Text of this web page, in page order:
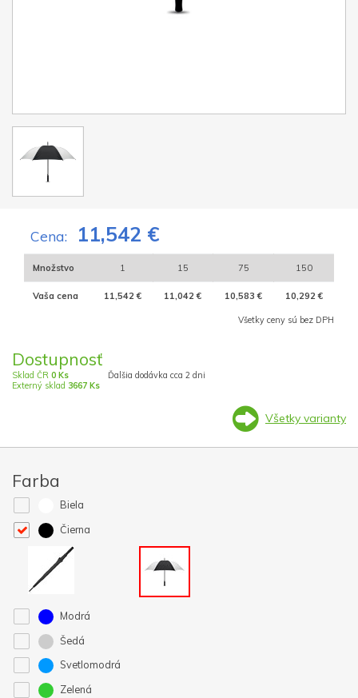
Cena: 11,542 €
Množstvo 1 15 75 150
Vaša cena 11,542 € 11,042 € 10,583 € 10,292 €
Všetky ceny sú bez DPH
Dostupnosť
Sklad ČR 0 Ks
Externý sklad 3667 Ks
Ďalšia dodávka cca 2 dni
Všetky varianty
Farba
Biela
Čierna
Modrá
Šedá
Svetlomodrá
Zelená